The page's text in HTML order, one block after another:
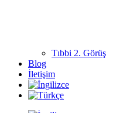
Tıbbi 2. Görüş
Blog
İletişim